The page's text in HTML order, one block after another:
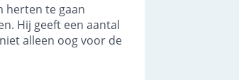
herten te gaan
Hij geeft een aantal
alleen oog voor de